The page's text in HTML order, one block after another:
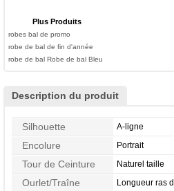
Plus Produits
robes bal de promo
robe de bal de fin d'année
robe de bal Robe de bal Bleu
Description du produit
Silhouette A-ligne
Encolure Portrait
Tour de Ceinture Naturel taille
Ourlet/Traîne Longueur ras